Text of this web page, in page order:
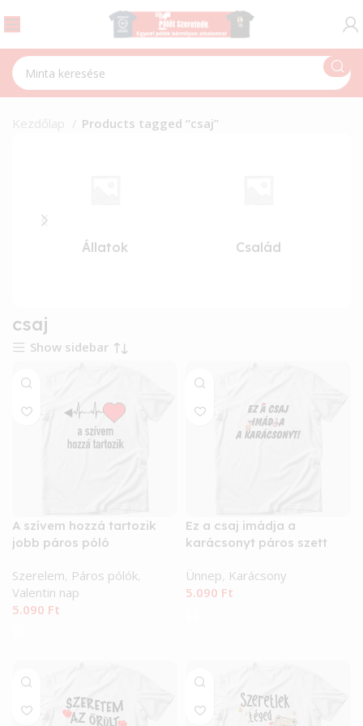
Kezdőlap Products tagged “csaj”
Állatok Család
csaj
Show sidebar
A szívem hozzá tartozik
jobb páros póló
Szerelem Páros pólók
Valentin nap
5.090 Ft
Ez a csaj imádja a
karácsonyt páros szett
Ünnep Karácsony
5.090 Ft